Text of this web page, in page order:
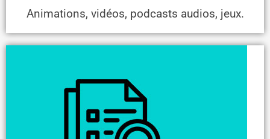
Animations, vidéos, podcasts audios, jeux.